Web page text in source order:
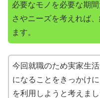
必要なモノを必要な期
さやニーズを考えれば
ます。
今回就職のため実家生
になることをきっかけ
を利用しようと考えまし